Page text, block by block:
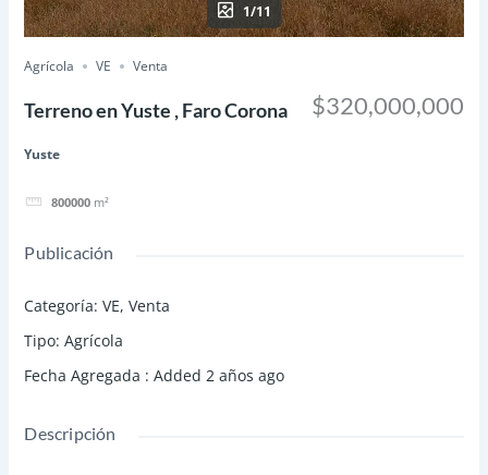
1/11
Agrícola VE Venta
Terreno en Yuste , Faro Corona
Yuste
800000 m²
$320,000,000
Publicación
Categoría: VE,Venta
Tipo: Agrícola
Fecha Agregada : Added 2 años ago
Descripción